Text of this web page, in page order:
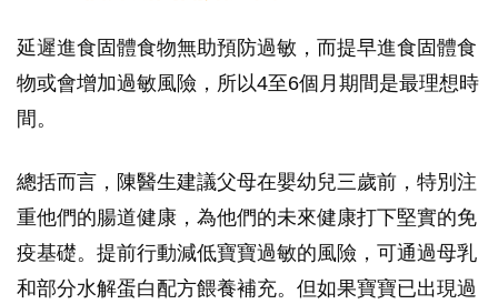
延遲進食固體食物無助預防過敏，而提早進食固體食
物或會增加過敏風險，所以4至6個月期間是最理想時
間。
總括而言，陳醫生建議父母在嬰幼兒三歲前，特別注
重他們的腸道健康，為他們的未來健康打下堅實的免
疫基礎。提前行動減低寶寶過敏的風險，可通過母乳
和部分水解蛋白配方餵養補充。但如果寶寶已出現過